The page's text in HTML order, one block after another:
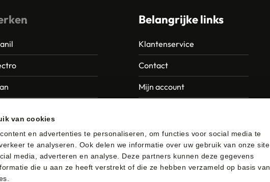
van cookies
en advertenties te personaliseren, om functies voor social media te
te analyseren. Ook delen we informatie over uw gebruik van onze site
media, adverteren en analyse. Deze partners kunnen deze gegevens
die u aan ze heeft verstrekt of die ze hebben verzameld op basis van
Belangrijke links
Klantenservice
Contact
Mijn account